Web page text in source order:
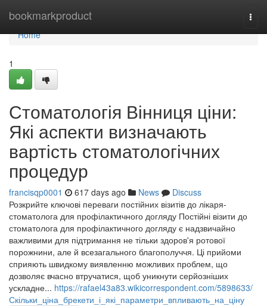
bookmarkproduct
Home
Home
1
Стоматологія Вінниця ціни:
Які аспекти визначають
вартість стоматологічних
процедур
francisqp0001 617 days ago News
Discuss
Розкрийте ключові переваги постійних візитів до лікаря-
стоматолога для профілактичного догляду Постійні візити до
стоматолога для профілактичного догляду є надзвичайно
важливими для підтримання не тільки здоров'я ротової
порожнини, але й всезагального благополуччя. Ці прийоми
сприяють швидкому виявленню можливих проблем, що
дозволяє вчасно втручатися, щоб уникнути серйозніших
ускладне... https://rafael43a83.wikicorrespondent.com/5898633/
Скільки_ціна_брекети_і_які_параметри_впливають_на_ціну